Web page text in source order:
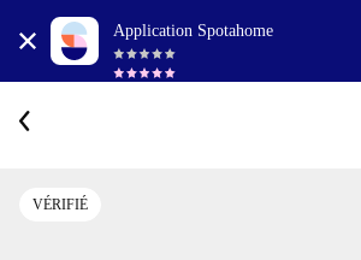
Application Spotahome
VÉRIFIÉ